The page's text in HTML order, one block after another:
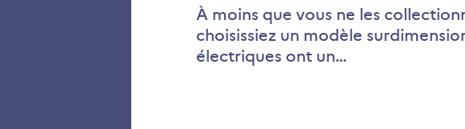
À moins que vous ne les
choisissiez un modèle
électriques ont un…